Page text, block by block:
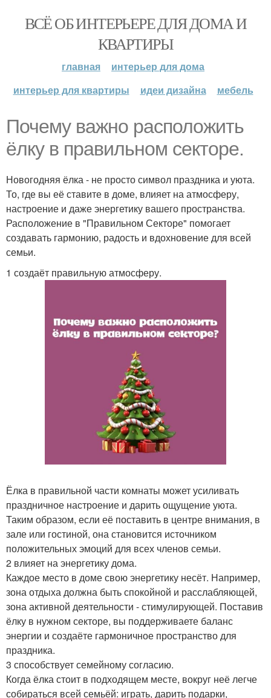
ВСЁ ОБ ИНТЕРЬЕРЕ ДЛЯ ДОМА И
КВАРТИРЫ
главная
интерьер для дома
интерьер для квартиры
идеи дизайна мебель
Почему важно расположить
ёлку в правильном секторе.
Новогодняя ёлка - не просто символ праздника и уюта.
То, где вы её ставите в доме, влияет на атмосферу,
настроение и даже энергетику вашего пространства.
Расположение в "Правильном Секторе" помогает
создавать гармонию, радость и вдохновение для всей
семьи.
1 создаёт правильную атмосферу.
Ёлка в правильной части комнаты может усиливать
праздничное настроение и дарить ощущение уюта.
Таким образом, если её поставить в центре внимания, в
зале или гостиной, она становится источником
положительных эмоций для всех членов семьи.
2 влияет на энергетику дома.
Каждое место в доме свою энергетику несёт. Например,
зона отдыха должна быть спокойной и расслабляющей,
зона активной деятельности - стимулирующей. Поставив
ёлку в нужном секторе, вы поддерживаете баланс
энергии и создаёте гармоничное пространство для
праздника.
3 способствует семейному согласию.
Когда ёлка стоит в подходящем месте, вокруг неё легче
собираться всей семьёй: играть, дарить подарки,